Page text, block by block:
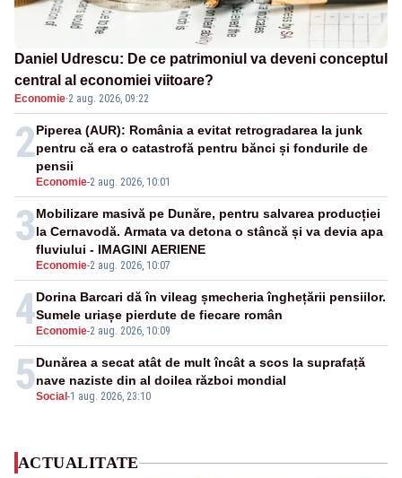
Daniel Udrescu: De ce patrimoniul va deveni conceptul
central al economiei viitoare?
Economie·2 aug. 2026, 09:22
2
Economie-2 aug. 2026, 10:01
Piperea (AUR): România a evitat retrogradarea la junk
pentru că era o catastrofă pentru bănci și fondurile de
pensii
3
Economie-2 aug. 2026, 10:07
Mobilizare masivă pe Dunăre, pentru salvarea producției
la Cernavodă. Armata va detona o stâncă și va devia apa
fluviului - IMAGINI AERIENE
4 Economie-2 aug. 2026, 10:09
Dorina Barcari dă în vileag șmecheria înghețării pensiilor.
Sumele uriașe pierdute de fiecare român
5Social -1 aug. 2026, 23:10
Dunărea a secat atât de mult încât a scos la suprafață
nave naziste din al doilea război mondial
ACTUALITATE